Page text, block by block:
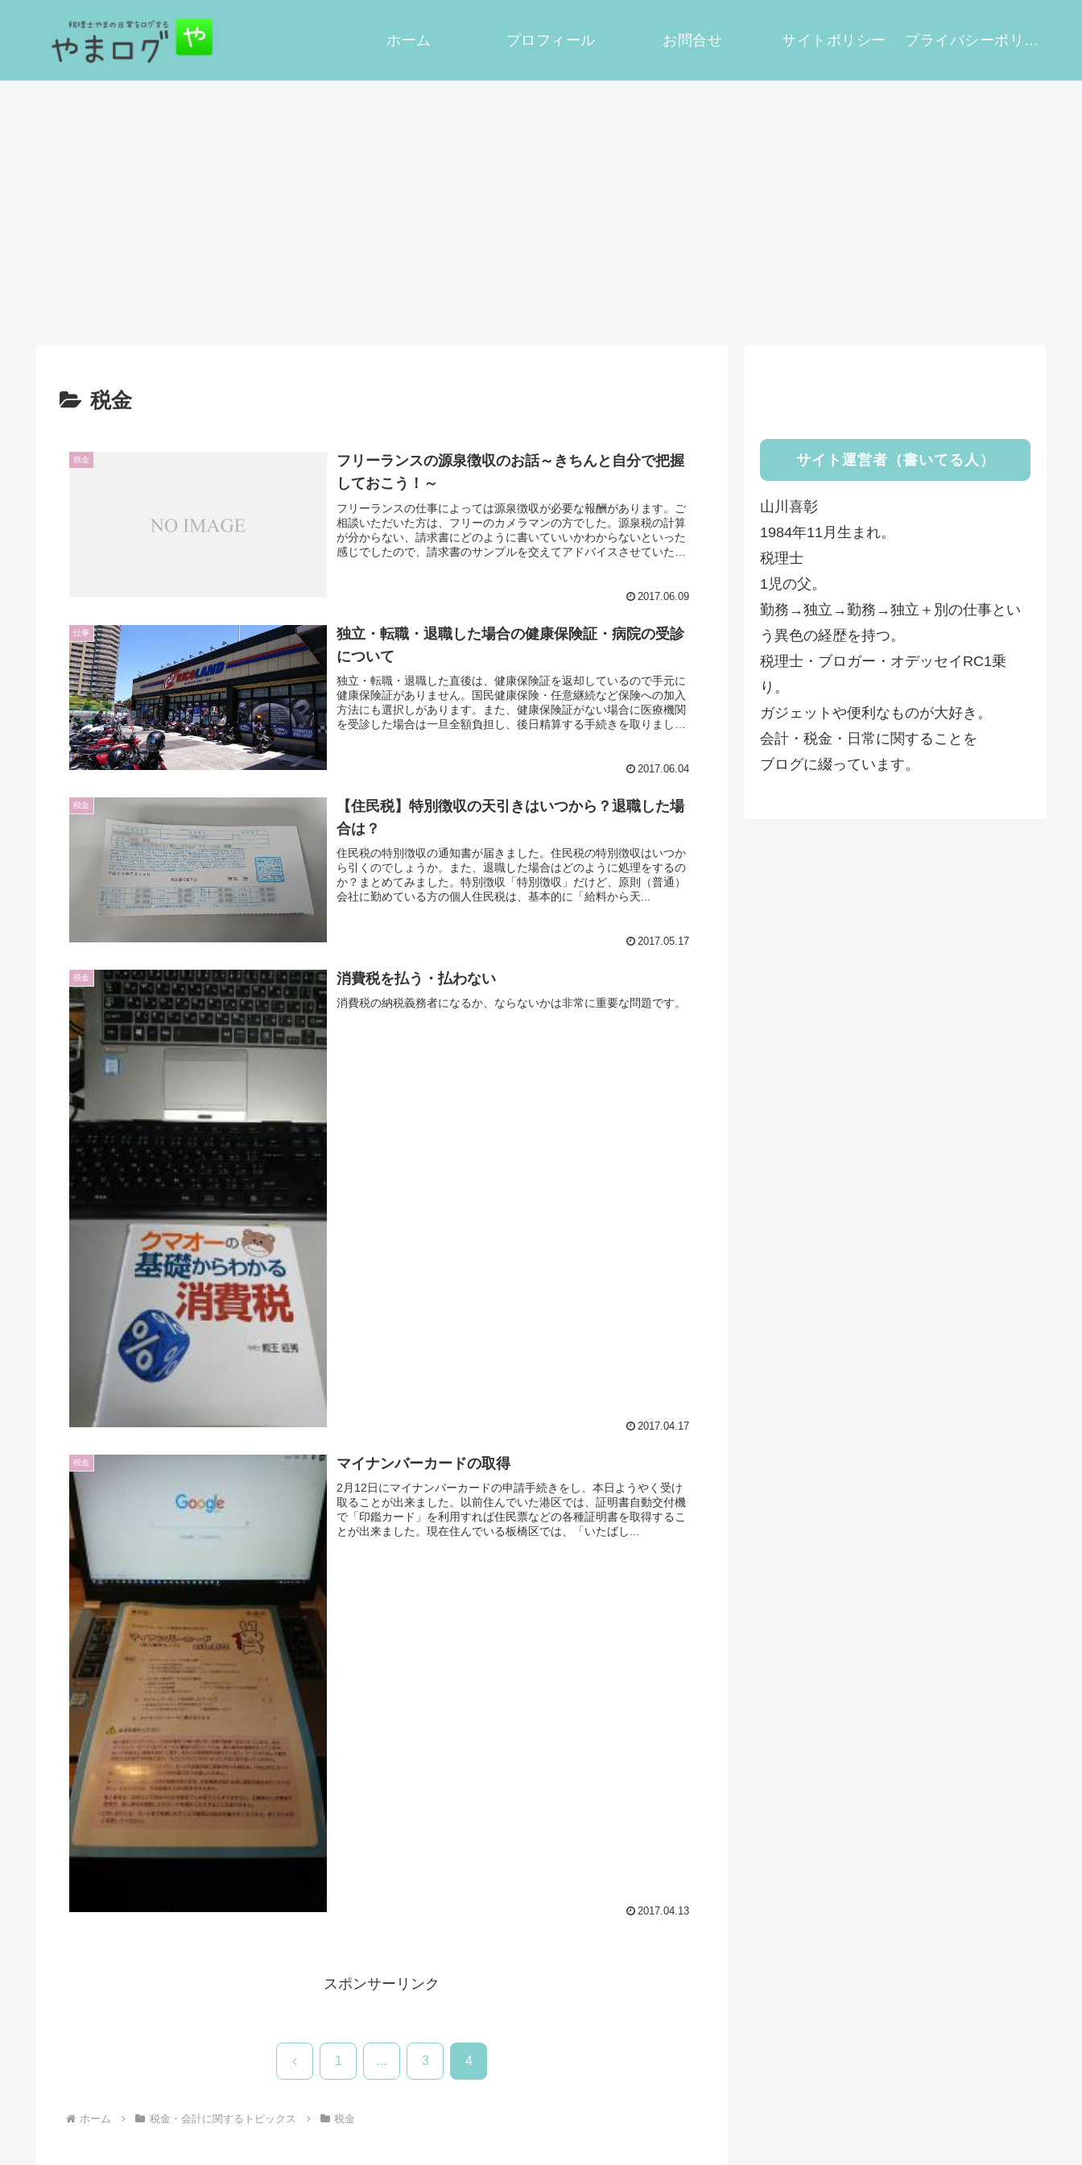
ホーム プロフィール お問合せ サイトポリシー プライバシーポリシー
税金
税金
フリーランスの源泉徴収のお話～きちんと自分で把握
しておこう！～
フリーランスの仕事によっては源泉徴収が必要な報酬があります。ご
相談いただいた方は、フリーのカメラマンの方でした。源泉税の計算
が分からない、請求書にどのように書いていいかわからないといった
感じでしたので、請求書のサンプルを交えてアドバイスさせていただ
2017.06.09
仕事
独立・転職・退職した場合の健康保険証・病院の受診
について
独立・転職・退職した直後は、健康保険証を返却しているので手元に
健康保険証がありません。国民健康保険・任意継続など保険への加入
方法にも選択しがあります。また、健康保険証がない場合に医療機関
を受診した場合は一旦全額負担し、後日精算する手続きを取りましょ
2017.06.04
税金
【住民税】特別徴収の天引きはいつから？退職した場
合は？
住民税の特別徴収の通知書が届きました。住民税の特別徴収はいつか
ら引くのでしょうか。また、退職した場合はどのように処理をするの
か？まとめてみました。特別徴収「特別徴収」だけど、原則（普通）
会社に勤めている方の個人住民税は、基本的に「給料から天...
2017.05.17
税金 消費税を払う・払わない
消費税の納税義務者になるか、ならないかは非常に重要な問題です。
2017.04.17
税金 マイナンバーカードの取得
2月12日にマイナンバーカードの申請手続きをし、本日ようやく受け
取ることが出来ました。以前住んでいた港区では、証明書自動交付機
で「印鑑カード」を利用すれば住民票などの各種証明書を取得するこ
とが出来ました。現在住んでいる板橋区では、「いたばし...
2017.04.13
スポンサーリンク
前 1 … 3 4
ホーム 税金・会計に関するトピックス 税金
サイト運営者（書いてる人）
山川喜彰
1984年11月生まれ。
税理士
1児の父。
勤務→独立→勤務→独立＋別の仕事とい
う異色の経歴を持つ。
税理士・ブロガー・オデッセイRC1乗
り。
ガジェットや便利なものが大好き。
会計・税金・日常に関することを
ブログに綴っています。